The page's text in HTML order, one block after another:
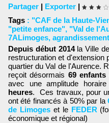
Partager | Exporter |
Tags : "CAF de la Haute-
"petite enfance", "Val de
7ALimoges, agrandissement
Depuis début 2014la Ville
restructuration et d'extension
quartier du Val de l'Aurence.
reçoit désormais 69 enfants
avec une amplitude
heures. Ces travaux, pour
ont été financés à 50% par la
de Limogeset leFEDER
économique et régional)